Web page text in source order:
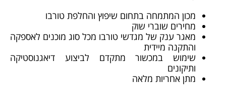
מכון המתמחה בתחום שיפוץ והחלפת טורבו
מחירים שוברי שוק
מאגר ענק של מגדשי טורבו מכל סוג מוכנים לאספקה
והתקנה מיידית
שימוש במכשור מתקדם לביצוע דיאגנוסטיקה
ותיקונים
מתן אחריות מלאה